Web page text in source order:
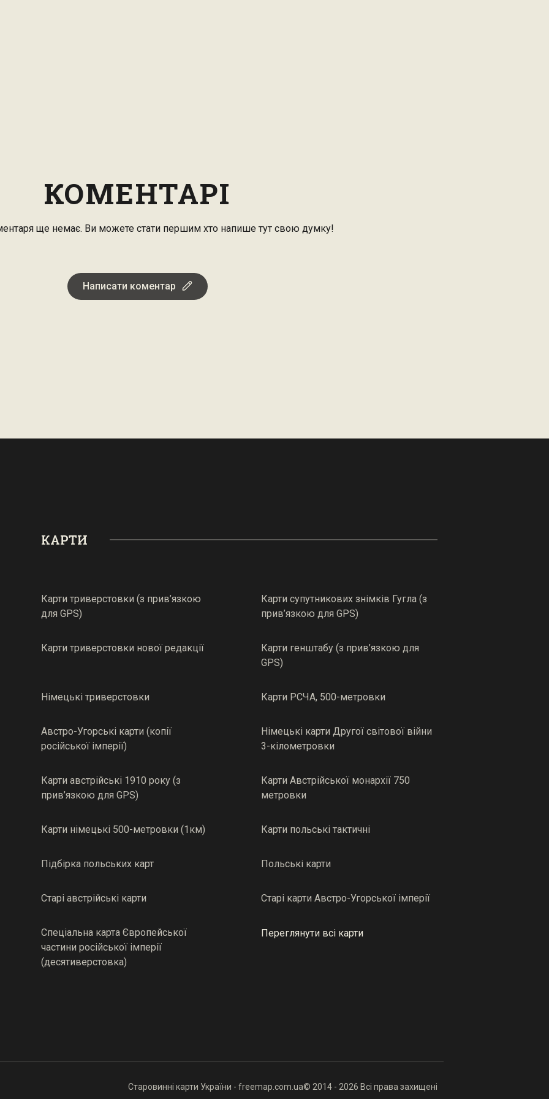
КОМЕНТАРІ
ще немає. Ви можете стати першим хто напише тут свою думку!
Написати коментар
КАРТИ
Карти триверстовки (з прив’язкою
для GPS)
Карти супутникових знімків Гугла (з
прив’язкою для GPS)
Карти триверстовки нової редакції
Карти генштабу (з прив’язкою для
GPS)
Німецькі триверстовки Карти РСЧА, 500-метровки
Австро-Угорські карти (копії
російської імперії)
Німецькі карти Другої світової війни
3-кілометровки
Карти австрійські 1910 року (з
прив’язкою для GPS)
Карти Австрійської монархії 750
метровки
Карти німецькі 500-метровки (1км) Карти польські тактичні
Підбірка польських карт Польські карти
Старі австрійські карти Старі карти Австро-Угорської імперії
Спеціальна карта Європейської
частини російської імперії
(десятиверстовка)
Переглянути всі карти
Старовинні карти України - freemap.com.ua© 2014 - 2026 Всі права захищені